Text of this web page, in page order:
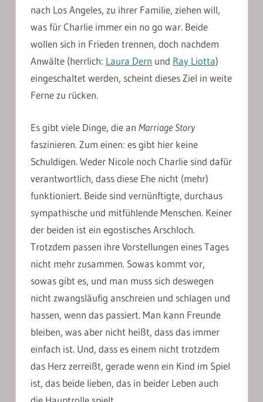
nach Los Angeles, zu ihrer Familie, ziehen will,
was für Charlie immer ein no go war. Beide
wollen sich in Frieden trennen, doch nachdem
Anwälte (herrlich: Laura Dern und Ray Liotta)
eingeschaltet werden, scheint dieses Ziel in weite
Ferne zu rücken.
Es gibt viele Dinge, die an Marriage Story
faszinieren. Zum einen: es gibt hier keine
Schuldigen. Weder Nicole noch Charlie sind dafür
verantwortlich, dass diese Ehe nicht (mehr)
funktioniert. Beide sind vernünftigte, durchaus
sympathische und mitfühlende Menschen. Keiner
der beiden ist ein egostisches Arschloch.
Trotzdem passen ihre Vorstellungen eines Tages
nicht mehr zusammen. Sowas kommt vor,
sowas gibt es, und man muss sich deswegen
nicht zwangsläufig anschreien und schlagen und
hassen, wenn das passiert. Man kann Freunde
bleiben, was aber nicht heißt, dass das immer
einfach ist. Und, dass es einem nicht trotzdem
das Herz zerreißt, gerade wenn ein Kind im Spiel
ist, das beide lieben, das in beider Leben auch